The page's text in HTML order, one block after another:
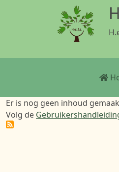
Overslaan en naar de inhoud
Er is nog geen inhoud
Volg de